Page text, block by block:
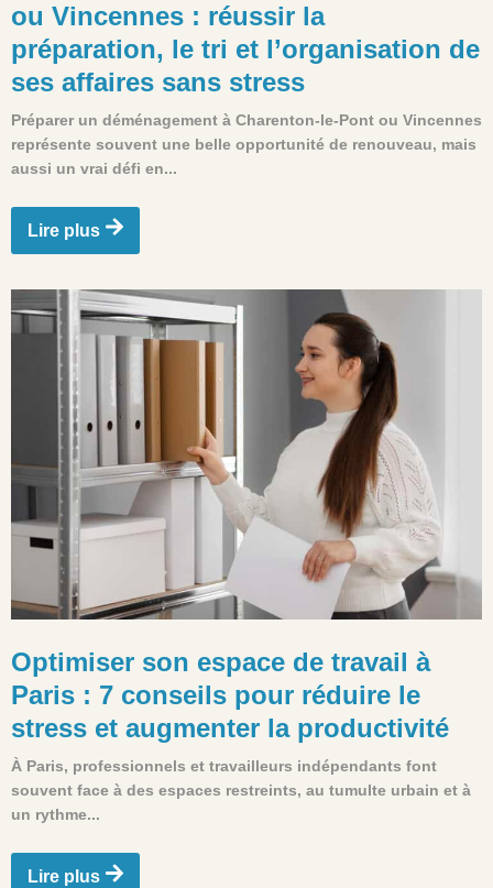
ou Vincennes : réussir la
préparation, le tri et l’organisation de
ses affaires sans stress
Préparer un déménagement à Charenton-le-Pont ou Vincennes
représente souvent une belle opportunité de renouveau, mais
aussi un vrai défi en...
Lire plus
Optimiser son espace de travail à
Paris : 7 conseils pour réduire le
stress et augmenter la productivité
À Paris, professionnels et travailleurs indépendants font
souvent face à des espaces restreints, au tumulte urbain et à
un rythme...
Lire plus